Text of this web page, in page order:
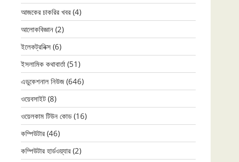
আজকের চাকরির খবর (4)
আলোকবিজ্ঞান (2)
ইলেকট্রনিক্স (6)
ইসলামিক কথাবার্তা (51)
এডুকেশনাল নিউজ (646)
ওয়েবসাইট (8)
ওয়েলকাম টিউন কোড (16)
কম্পিউটার (46)
কম্পিউটার হার্ডওয়্যার (2)